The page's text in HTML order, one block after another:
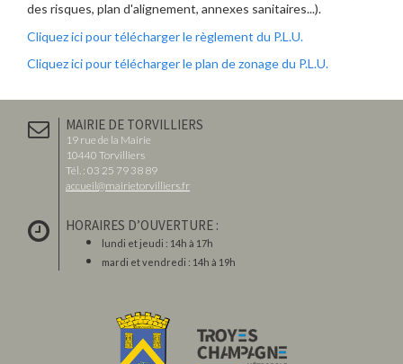
des risques, plan d'alignement, annexes sanitaires...).
Cliquez ici pour télécharger le règlement du P.L.U.
Cliquez ici pour télécharger le plan de zonage du P.L.U.
MAIRIE DE TORVILLIERS
19 rue de la Mairie
10440 Torvilliers
Tél. : 03 25 79 38 89
accueil@mairietorvilliers.fr
HORAIRES D’OUVERTURE :
lundi et jeudi : 14h à 17h
mardi et vendredi : 14h à 19h